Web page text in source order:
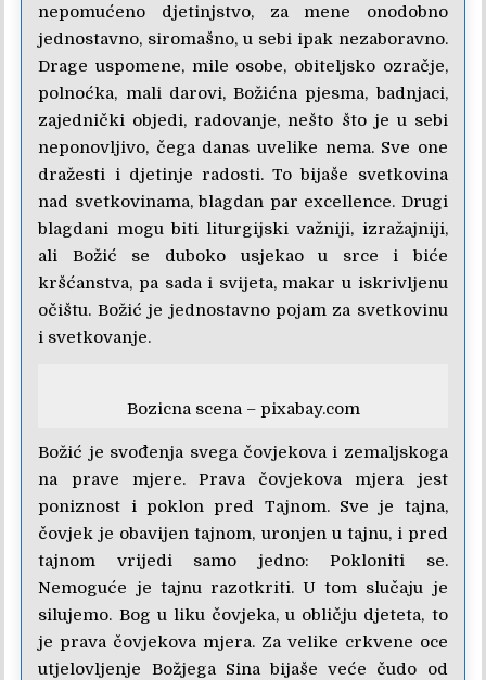
nepomućeno djetinjstvo, za mene onodobno
jednostavno, siromašno, u sebi ipak nezaboravno.
Drage uspomene, mile osobe, obiteljsko ozračje,
polnoćka, mali darovi, Božićna pjesma, badnjaci,
zajednički objedi, radovanje, nešto što je u sebi
neponovljivo, čega danas uvelike nema. Sve one
dražesti i djetinje radosti. To bijaše svetkovina
nad svetkovinama, blagdan par excellence. Drugi
blagdani mogu biti liturgijski važniji, izražajniji,
ali Božić se duboko usjekao u srce i biće
kršćanstva, pa sada i svijeta, makar u iskrivljenu
očištu. Božić je jednostavno pojam za svetkovinu
i svetkovanje.
Bozicna scena – pixabay.com
Božić je svođenja svega čovjekova i zemaljskoga
na prave mjere. Prava čovjekova mjera jest
poniznost i poklon pred Tajnom. Sve je tajna,
čovjek je obavijen tajnom, uronjen u tajnu, i pred
tajnom vrijedi samo jedno: Pokloniti se.
Nemoguće je tajnu razotkriti. U tom slučaju je
silujemo. Bog u liku čovjeka, u obličju djeteta, to
je prava čovjekova mjera. Za velike crkvene oce
utjelovljenje Božjega Sina bijaše veće čudo od